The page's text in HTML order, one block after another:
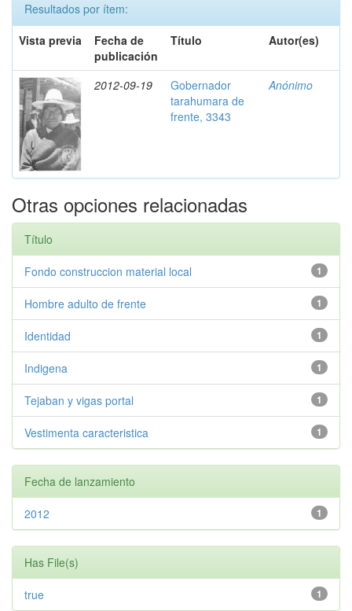
Resultados por ítem:
Vista previa
Fecha de
publicación
Título Autor(es)
2012-09-19
Gobernador
tarahumara de
frente, 3343
Anónimo
Otras opciones relacionadas
Título
1
Fondo construccion material local
1
Hombre adulto de frente
1
Identidad
1
Indigena
1
Tejaban y vigas portal
1
Vestimenta caracteristica
Fecha de lanzamiento
1
2012
Has File(s)
1
true